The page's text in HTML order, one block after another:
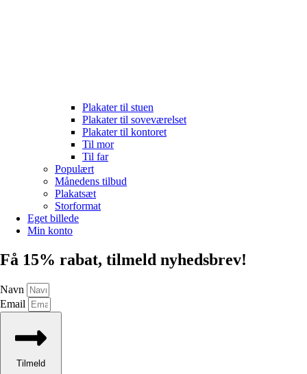
Plakater til stuen
Plakater til soveværelset
Plakater til kontoret
Til mor
Til far
Populært
Månedens tilbud
Plakatsæt
Storformat
Eget billede
Min konto
Få 15% rabat, tilmeld nyhedsbrev!
Navn
Email
Tilmeld